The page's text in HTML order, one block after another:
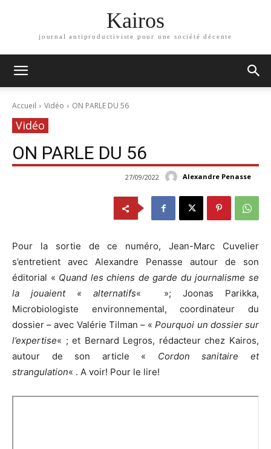
Kairos
journal antiproductiviste pour une société décente
Accueil Vidéo ON PARLE DU 56
Vidéo
ON PARLE DU 56
Alexandre Penasse
27/09/2022
Pour la sortie de ce numéro, Jean-Marc Cuvelier
s’entretient avec Alexandre Penasse autour de son
éditorial « Quand les chiens de garde du journalisme se
la jouaient « alternatifs« »; Joonas Parikka,
Microbiologiste environnemental, coordinateur du
dossier – avec Valérie Tilman – «Pourquoi un dossier sur
l’expertise« ; et Bernard Legros, rédacteur chez Kairos,
autour de son article « Cordon sanitaire et
strangulation« . A voir! Pour le lire!